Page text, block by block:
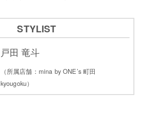
STYLIST
戸田 竜斗
（所属店舗：mina by ONE’s 町田
kyougoku）